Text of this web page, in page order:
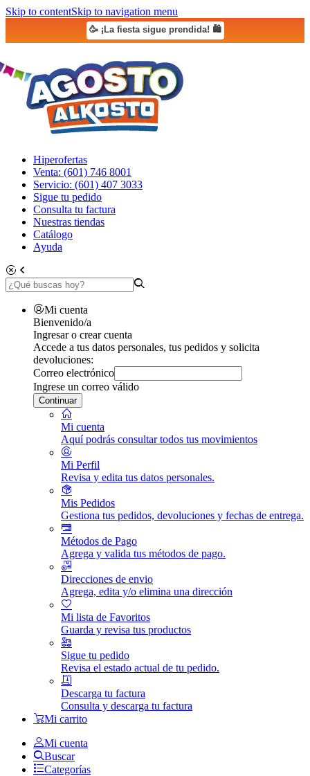
Skip to contentSkip to navigation menu
🥳 ¡La fiesta sigue prendida! 🛍️
Hiperofertas
Venta: (601) 746 8001
Servicio: (601) 407 3033
Sigue tu pedido
Consulta tu factura
Nuestras tiendas
Catálogo
Ayuda
Mi cuenta
Bienvenido/a
Ingresar o crear cuenta
Accede a tus datos personales, tus pedidos y solicita
devoluciones:
Correo electrónico
Ingrese un correo válido
Continuar
Mi cuenta
Aquí podrás consultar todos tus movimientos
Mi Perfil
Revisa y edita tus datos personales.
Mis Pedidos
Gestiona tus pedidos, devoluciones y fechas de entrega.
Métodos de Pago
Agrega y valida tus métodos de pago.
Direcciones de envio
Agrega, edita y/o elimina una dirección
Mi lista de Favoritos
Guarda y revisa tus productos
Sigue tu pedido
Revisa el estado actual de tu pedido.
Descarga tu factura
Consulta y descarga tu factura
Mi carrito
Mi cuenta
Buscar
Categorías